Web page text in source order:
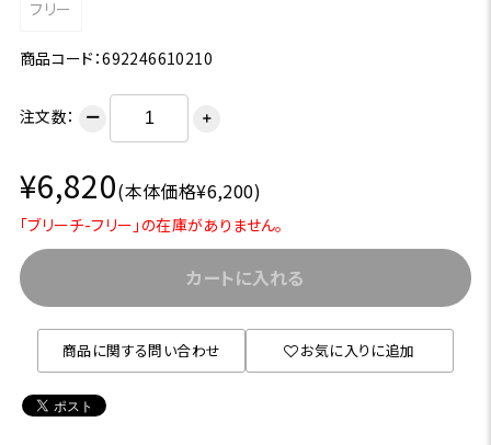
フリー
商品コード：692246610210
注文数： ー ＋
¥6,820(本体価格¥6,200)
「ブリーチ-フリー」の在庫がありません。
カートに入れる
商品に関する問い合わせ お気に入りに追加